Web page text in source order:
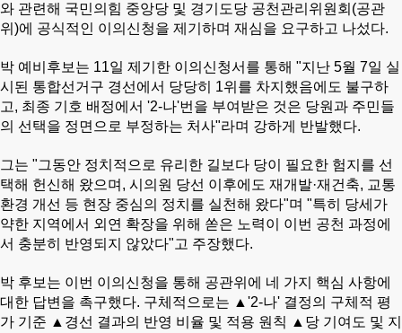
와 관련해 국민의힘 중앙당 및 경기도당 공천관리위원회(공관
위)에 공식적인 이의신청을 제기하며 재심을 요구하고 나섰다.
박 예비후보는 11일 제기한 이의신청서를 통해 "지난 5월 7일 실
시된 통합선거구 경선에서 당당히 1위를 차지했음에도 불구하
고, 최종 기호 배정에서 '2-나'번을 부여받은 것은 당원과 주민들
의 선택을 정면으로 부정하는 처사"라며 강하게 반발했다.
그는 "그동안 정치적으로 유리한 길보다 당이 필요한 험지를 선
택해 헌신해 왔으며, 시의원 당선 이후에도 재개발·재건축, 교통
환경 개선 등 현장 중심의 정치를 실천해 왔다"며 "특히 당세가
약한 지역에서 외연 확장을 위해 쏟은 노력이 이번 공천 과정에
서 충분히 반영되지 않았다"고 주장했다.
박 후보는 이번 이의신청을 통해 공관위에 네 가지 핵심 사항에
대한 답변을 촉구했다. 구체적으로는 ▲'2-나' 결정의 구체적 평
가 기준 ▲경선 결과의 반영 비율 및 적용 원칙 ▲당 기여도 및 지